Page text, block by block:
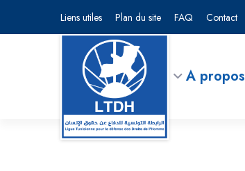
Liens utiles Plan du site FAQ Contact
A propos